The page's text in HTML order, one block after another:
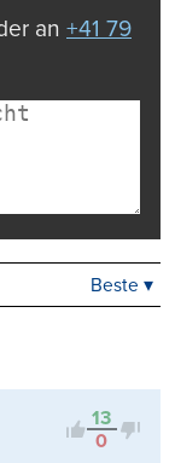
an +41 79
Beste ▾
13
0